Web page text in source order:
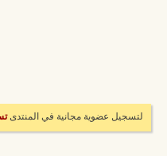
لتسجيل عضوية مجانية في المنتدى